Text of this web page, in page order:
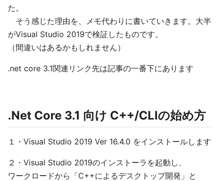
た。
そう感じた理由を、メモ代わりに書いていきます。大半
がVisual Studio 2019で検証したものです。
（間違いはあるかもしれません）
.net core 3.1関連リンク先は記事の一番下にあります
.Net Core 3.1 向け C++/CLIの始め方
１・Visual Studio 2019 Ver 16.4.0 をインストールします
２・Visual Studio 2019のインストーラを起動し、
ワークロードから「C++によるデスクトップ開発」と